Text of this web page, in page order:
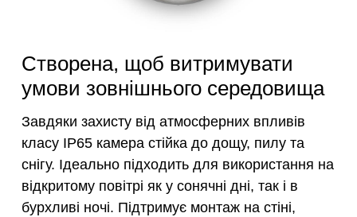
Створена, щоб витримувати
умови зовнішнього середовища
Завдяки захисту від атмосферних впливів
класу IP65 камера стійка до дощу, пилу та
снігу. Ідеально підходить для використання на
відкритому повітрі як у сонячні дні, так і в
бурхливі ночі. Підтримує монтаж на стіні,